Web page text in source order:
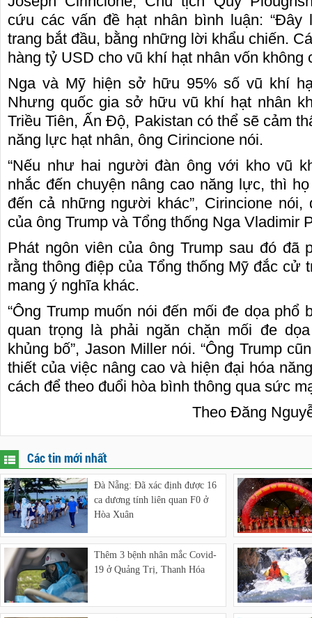
cứu các vấn đề hạt nhân bình luận: “Đây
trang bắt đầu, bằng những lời khẩu chiến.
hàng tỷ USD cho vũ khí hạt nhân vốn không
Nga và Mỹ hiện sở hữu 95% số vũ khí
Nhưng quốc gia sở hữu vũ khí hạt nhân
Triều Tiên, Ấn Độ, Pakistan có thể sẽ cảm
năng lực hạt nhân, ông Cirincione nói.
“Nếu như hai người đàn ông với kho vũ
nhắc đến chuyện nâng cao năng lực, thì
đến cả những người khác”, Cirincione nói,
của ông Trump và Tổng thống Nga Vladimir
Phát ngôn viên của ông Trump sau đó đã
rằng thông điệp của Tổng thống Mỹ đắc cử
mang ý nghĩa khác.
“Ông Trump muốn nói đến mối đe dọa phổ
quan trọng là phải ngăn chặn mối đe
khủng bố”, Jason Miller nói. “Ông Trump
thiết của việc nâng cao và hiện đại hóa
cách để theo đuổi hòa bình thông qua sức
Theo Đăng
Các tin mới nhất
Đà Nẵng: Đã xác định được 16
ca dương tính liên quan F0 ở
Hòa Xuân
Thêm 3 bệnh nhân mắc Covid-
19 ở Quảng Trị, Thanh Hóa